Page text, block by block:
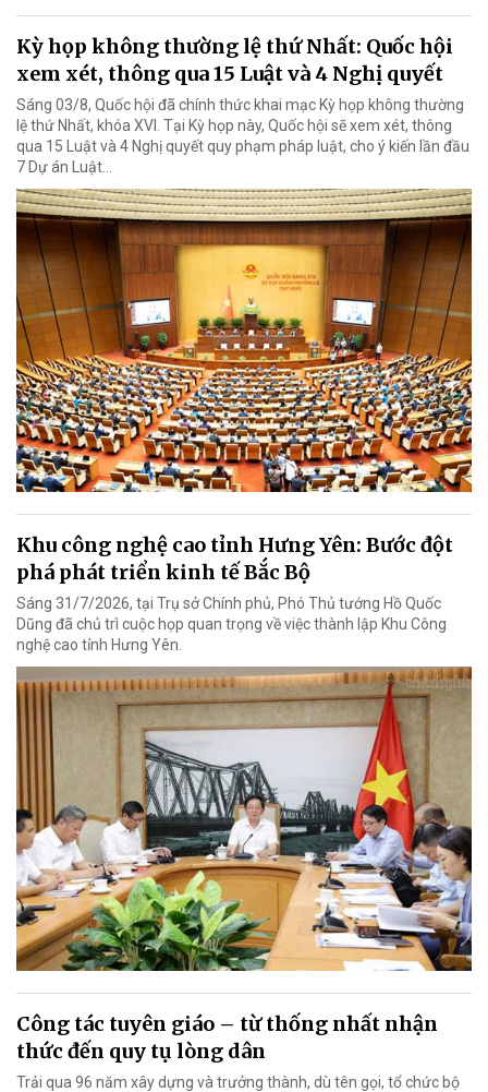
Kỳ họp không thường lệ thứ Nhất: Quốc hội
xem xét, thông qua 15 Luật và 4 Nghị quyết
Sáng 03/8, Quốc hội đã chính thức khai mạc Kỳ họp không thường
lệ thứ Nhất, khóa XVI. Tại Kỳ họp này, Quốc hội sẽ xem xét, thông
qua 15 Luật và 4 Nghị quyết quy phạm pháp luật, cho ý kiến lần đầu
7 Dự án Luật…
Khu công nghệ cao tỉnh Hưng Yên: Bước đột
phá phát triển kinh tế Bắc Bộ
Sáng 31/7/2026, tại Trụ sở Chính phủ, Phó Thủ tướng Hồ Quốc
Dũng đã chủ trì cuộc họp quan trọng về việc thành lập Khu Công
nghệ cao tỉnh Hưng Yên.
Công tác tuyên giáo – từ thống nhất nhận
thức đến quy tụ lòng dân
Trải qua 96 năm xây dựng và trưởng thành, dù tên gọi, tổ chức bộ